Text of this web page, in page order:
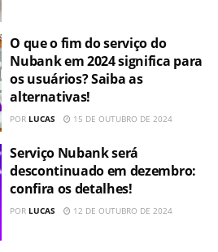
O que o fim do serviço do
Nubank em 2024 significa para
os usuários? Saiba as
alternativas!
POR LUCAS 15 DE OUTUBRO DE 2024
Serviço Nubank será
descontinuado em dezembro:
confira os detalhes!
POR LUCAS 12 DE OUTUBRO DE 2024